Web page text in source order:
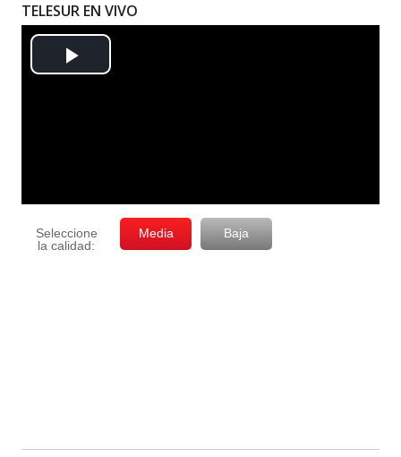
TELESUR EN VIVO